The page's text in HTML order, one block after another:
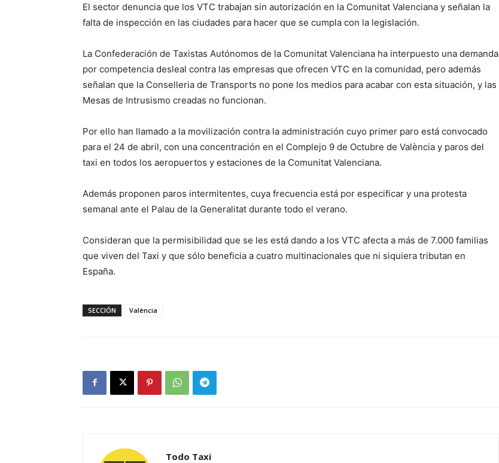
El sector denuncia que los VTC trabajan sin autorización en la Comunitat Valenciana y señalan la
falta de inspección en las ciudades para hacer que se cumpla con la legislación.
La Confederación de Taxistas Autónomos de la Comunitat Valenciana ha interpuesto una demanda
por competencia desleal contra las empresas que ofrecen VTC en la comunidad, pero además
señalan que la Conselleria de Transports no pone los medios para acabar con esta situación, y las
Mesas de Intrusismo creadas no funcionan.
Por ello han llamado a la movilización contra la administración cuyo primer paro está convocado
para el 24 de abril, con una concentración en el Complejo 9 de Octubre de València y paros del
taxi en todos los aeropuertos y estaciones de la Comunitat Valenciana.
Además proponen paros intermitentes, cuya frecuencia está por especificar y una protesta
semanal ante el Palau de la Generalitat durante todo el verano.
Consideran que la permisibilidad que se les está dando a los VTC afecta a más de 7.000 familias
que viven del Taxi y que sólo beneficia a cuatro multinacionales que ni siquiera tributan en
España.
SECCIÓN València
Todo Taxi